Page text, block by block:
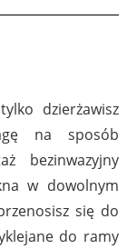
dzierżawisz
na sposób
bezinwazyjny
w dowolnym
się do
do ramy